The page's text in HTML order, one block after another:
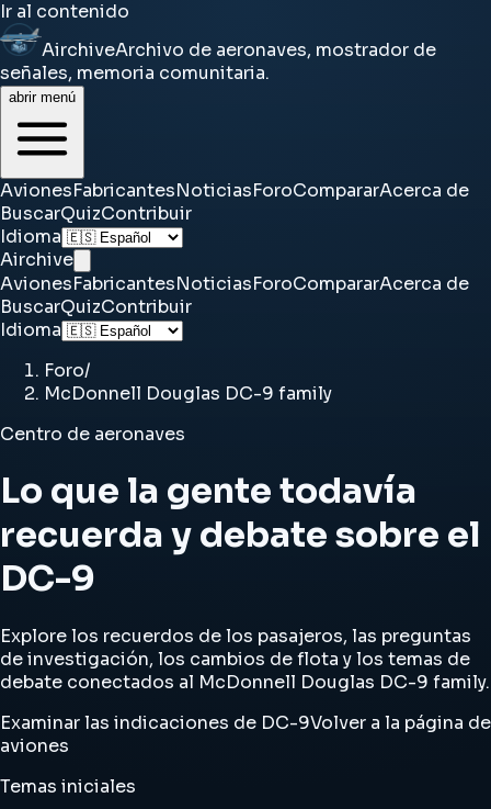
Ir al contenido
AirchiveArchivo de aeronaves, mostrador de
señales, memoria comunitaria.
abrir menú
AvionesFabricantesNoticiasForoCompararAcerca de
BuscarQuizContribuir
Idioma
Airchive
AvionesFabricantesNoticiasForoCompararAcerca de
BuscarQuizContribuir
Idioma
Foro/
McDonnell Douglas DC-9 family
Centro de aeronaves
Lo que la gente todavía
recuerda y debate sobre el
DC-9
Explore los recuerdos de los pasajeros, las preguntas
de investigación, los cambios de flota y los temas de
debate conectados al McDonnell Douglas DC-9 family.
Examinar las indicaciones de DC-9Volver a la página de
aviones
Temas iniciales